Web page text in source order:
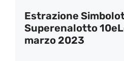
Estrazione
Superenalotto
marzo 2023